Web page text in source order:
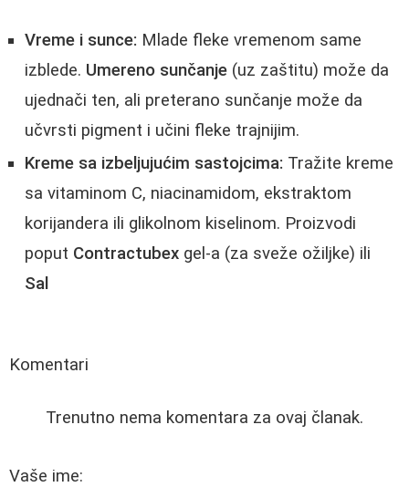
Vreme i sunce: Mlade fleke vremenom same
izblede. Umereno sunčanje (uz zaštitu) može da
ujednači ten, ali preterano sunčanje može da
učvrsti pigment i učini fleke trajnijim.
Kreme sa izbeljujućim sastojcima: Tražite kreme
sa vitaminom C, niacinamidom, ekstraktom
korijandera ili glikolnom kiselinom. Proizvodi
poput Contractubex gel-a (za sveže ožiljke) ili
Sal
Komentari
Trenutno nema komentara za ovaj članak.
Vaše ime: